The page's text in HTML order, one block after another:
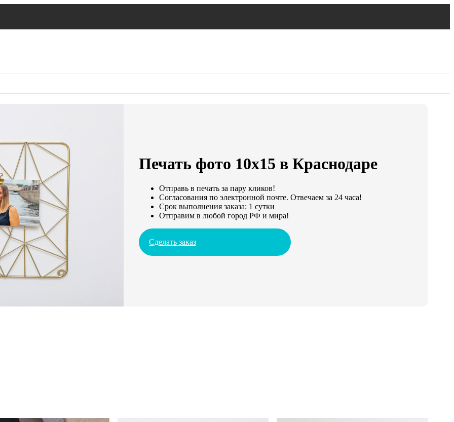
Печать фото 10х15 в Краснодаре
Отправь в печать за пару кликов!
Согласования по электронной почте. Отвечаем за 24 часа!
Срок выполнения заказа: 1 сутки
Отправим в любой город РФ и мира!
Сделать заказ